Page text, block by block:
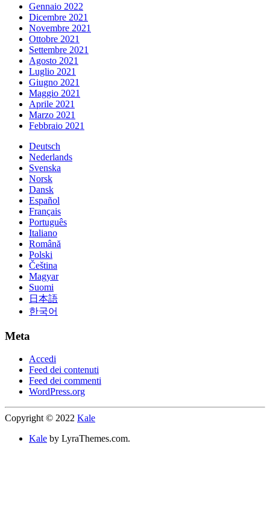
Gennaio 2022
Dicembre 2021
Novembre 2021
Ottobre 2021
Settembre 2021
Agosto 2021
Luglio 2021
Giugno 2021
Maggio 2021
Aprile 2021
Marzo 2021
Febbraio 2021
Deutsch
Nederlands
Svenska
Norsk
Dansk
Español
Français
Português
Italiano
Română
Polski
Čeština
Magyar
Suomi
日本語
한국어
Meta
Accedi
Feed dei contenuti
Feed dei commenti
WordPress.org
Copyright © 2022 Kale
Kale by LyraThemes.com.